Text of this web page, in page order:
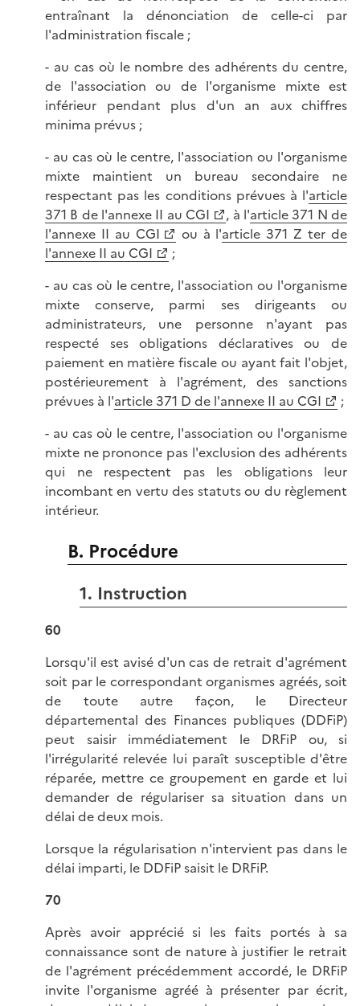
entraînant la dénonciation de celle-ci par
l'administration fiscale ;
- au cas où le nombre des adhérents du centre,
de l'association ou de l'organisme mixte est
inférieur pendant plus d'un an aux chiffres
minima prévus ;
- au cas où le centre, l'association ou l'organisme
mixte maintient un bureau secondaire ne
respectant pas les conditions prévues à l'article
371 B de l'annexe II au CGI
, à l'article 371 N de
l'annexe II au CGI
ou à l'article 371 Z ter de
l'annexe II au CGI
;
- au cas où le centre, l'association ou l'organisme
mixte conserve, parmi ses dirigeants ou
administrateurs, une personne n'ayant pas
respecté ses obligations déclaratives ou de
paiement en matière fiscale ou ayant fait l'objet,
postérieurement à l'agrément, des sanctions
prévues à l'article 371 D de l'annexe II au CGI
;
- au cas où le centre, l'association ou l'organisme
mixte ne prononce pas l'exclusion des adhérents
qui ne respectent pas les obligations leur
incombant en vertu des statuts ou du règlement
intérieur.
B. Procédure
1. Instruction
60
Lorsqu'il est avisé d'un cas de retrait d'agrément
soit par le correspondant organismes agréés, soit
de toute autre façon, le Directeur
départemental des Finances publiques (DDFiP)
peut saisir immédiatement le DRFiP ou, si
l'irrégularité relevée lui paraît susceptible d'être
réparée, mettre ce groupement en garde et lui
demander de régulariser sa situation dans un
délai de deux mois.
Lorsque la régularisation n'intervient pas dans le
délai imparti, le DDFiP saisit le DRFiP.
70
Après avoir apprécié si les faits portés à sa
connaissance sont de nature à justifier le retrait
de l'agrément précédemment accordé, le DRFiP
invite l'organisme agréé à présenter par écrit,